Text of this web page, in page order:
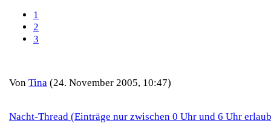
1
2
3
Von Tina (24. November 2005, 10:47)
Nacht-Thread (Einträge nur zwischen 0 Uhr und 6 Uhr